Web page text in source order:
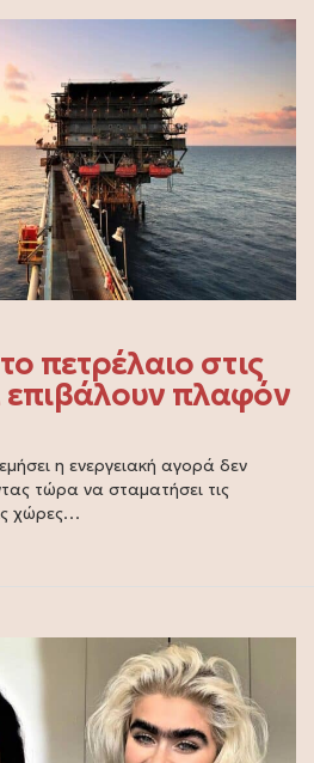
πετρέλαιο στις
πλαφόν
η ενεργειακή αγορά δεν
τώρα να σταματήσει τις
χώρες…